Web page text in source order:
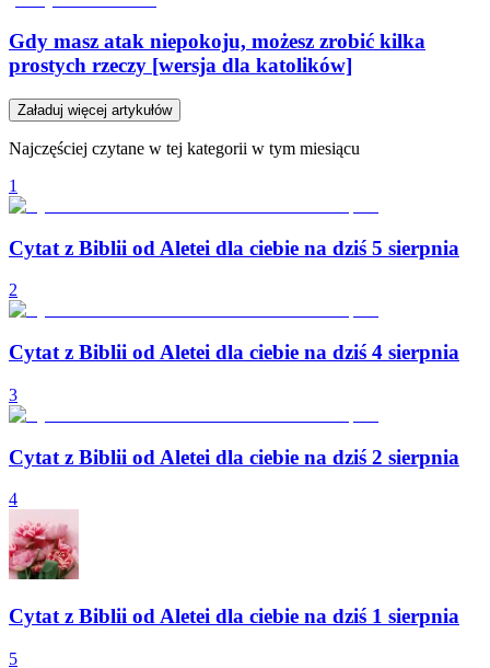
Gdy masz atak niepokoju, możesz zrobić kilka
prostych rzeczy [wersja dla katolików]
Załaduj więcej artykułów
Najczęściej czytane w tej kategorii w tym miesiącu
1
Cytat z Biblii od Aletei dla ciebie na dziś 5 sierpnia
2
Cytat z Biblii od Aletei dla ciebie na dziś 4 sierpnia
3
Cytat z Biblii od Aletei dla ciebie na dziś 2 sierpnia
4
Cytat z Biblii od Aletei dla ciebie na dziś 1 sierpnia
5